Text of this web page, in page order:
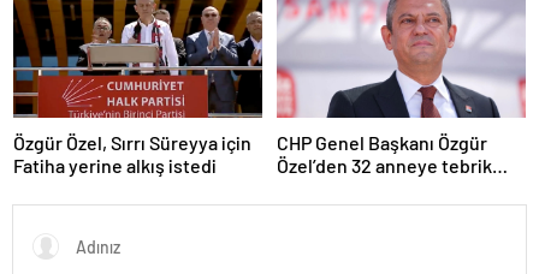
Özgür Özel, Sırrı Süreyya için
Fatiha yerine alkış istedi
CHP Genel Başkanı Özgür
Özel’den 32 anneye tebrik